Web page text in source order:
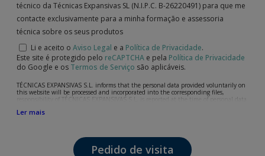
técnico da Técnicas Expansivas SL (N.I.P.C. B-26220491) para que me
contacte exclusivamente para a minha formação e assessoria
técnica sobre os seus produtos
Li e aceito o Aviso Legal e a Política de Privacidade.
Este site é protegido pelo reCAPTCHA e pela Política de Privacidade
do Google e os Termos de Serviço são aplicáveis.
TÉCNICAS EXPANSIVAS S.L. informs that the personal data provided voluntarily on
this website will be processed and incorporated into the corresponding files,
responsibility of TÉCNICAS EXPANSIVAS S.L, is reported at the time of personal data
following: attention to your referred request, complaint or question, established
The data in our files are strictly confidential and shall be treated with the utmost
Ler mais
Pedido de visita